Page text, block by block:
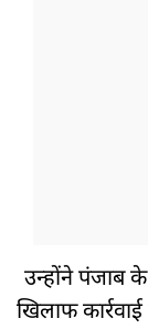
उन्होंने पंजाब
खिलाफ